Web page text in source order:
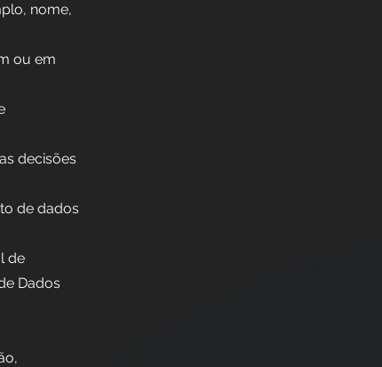
nome,
ou em
decisões
de dados
de
Dados